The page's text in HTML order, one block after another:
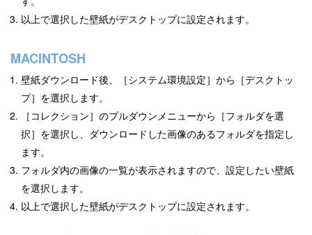
以上で選択した壁紙がデスクトップに設定されます。
MACINTOSH
壁紙ダウンロード後、［システム環境設定］から［デスクトッ
プ］を選択します。
［コレクション］のプルダウンメニューから［フォルダを選
択］を選択し、ダウンロードした画像のあるフォルダを指定し
ます。
フォルダ内の画像の一覧が表示されますので、設定したい壁紙
を選択します。
以上で選択した壁紙がデスクトップに設定されます。